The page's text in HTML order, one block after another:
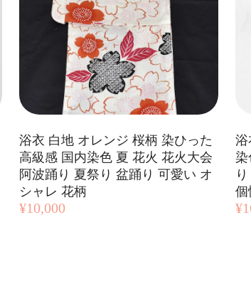
浴衣 白地 オレンジ 桜柄 染ひった
高級感 国内染色 夏 花火 花火大会
阿波踊り 夏祭り 盆踊り 可愛い オ
シャレ 花柄
¥10,000
浴
染
個